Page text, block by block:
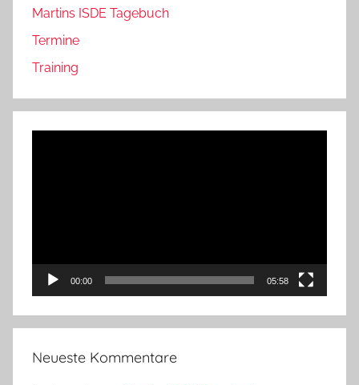
Martins ISDE Tagebuch
Termine
Training
00:00 05:58
Neueste Kommentare